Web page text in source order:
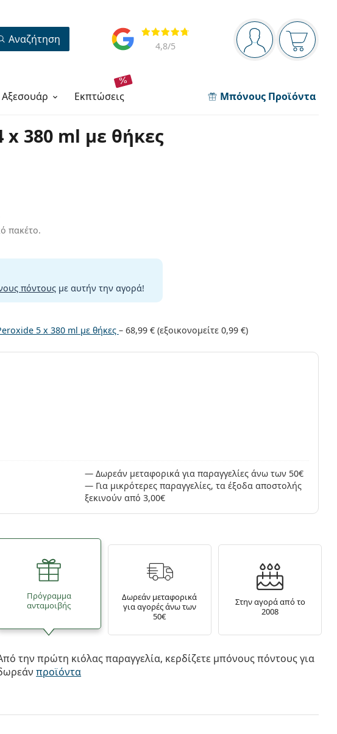
Πίνακας πλοήγησης
Είστε
Το
Αξιολογήσεις
4,8/5
Αναζήτηση
εκπτώσεις Μπόνους Προϊόντα
380 ml με θήκες
πακέτο.
πόντουςμε αυτήν την αγορά!
5 x 380 ml με θήκες – 68,99 €(εξοικονομείτε 0,99 €)
Δωρεάν μεταφορικά για παραγγελίες άνω των 50€
Για μικρότερες παραγγελίες, τα έξοδα αποστολής
ξεκινούν από 3,00€
Πρόγραμμα
ανταμοιβής
Δωρεάν μεταφορικά
για αγορές άνω των
50€
Στην αγορά από το
2008
την πρώτη κιόλας παραγγελία, κερδίζετε μπόνους πόντους για
προϊόντα